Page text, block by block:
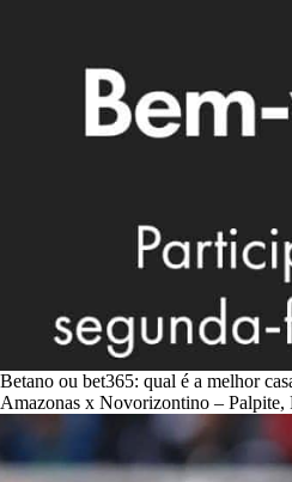
Betano ou bet365: qual é a melhor
Amazonas x Novorizontino –